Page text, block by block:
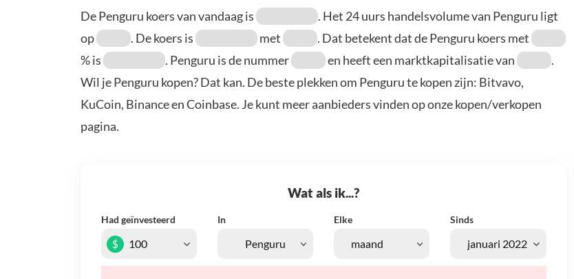
De Penguru koers van vandaag is
. Het 24 uurs handelsvolume van Penguru ligt
op
. De koers is met
. Dat betekent dat de Penguru koers met
% is
. Penguru is de nummer en heeft een marktkapitalisatie van
.
Wil je Penguru kopen? Dat kan. De beste plekken om Penguru te kopen zijn: Bitvavo,
KuCoin, Binance en Coinbase. Je kunt meer aanbieders vinden op onze kopen/verkopen
pagina.
Wat als ik...?
Had geïnvesteerd In Elke Sinds
$